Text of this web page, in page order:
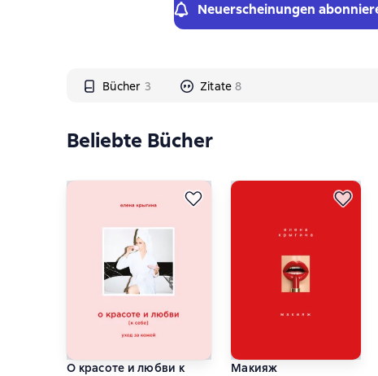
Neuerscheinungen
Bücher 3 Zitate 8
Beliebte Bücher
О красоте и любви к
Макияж